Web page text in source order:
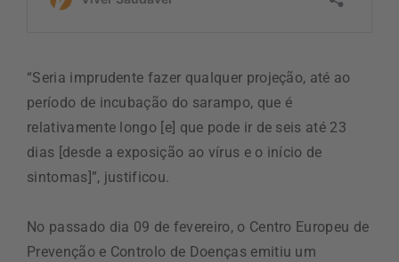
“Seria imprudente fazer qualquer projeção, até ao
período de incubação do sarampo, que é
relativamente longo [e] que pode ir de seis até 23
dias [desde a exposição ao vírus e o início de
sintomas]”, justificou.
No passado dia 09 de fevereiro, o Centro Europeu de
Prevenção e Controlo de Doenças emitiu um